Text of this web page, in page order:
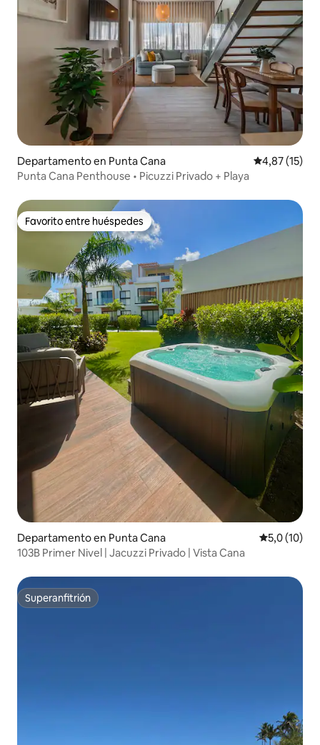
Departamento en Punta Cana Calificación
4,87 (15)
Punta Cana Penthouse • Picuzzi Privado + Playa
Favorito entre huéspedes
Favorito entre huéspedes
Departamento en Punta Cana Calificación
5,0 (10)
103B Primer Nivel | Jacuzzi Privado | Vista Cana
Superanfitrión
Superanfitrión